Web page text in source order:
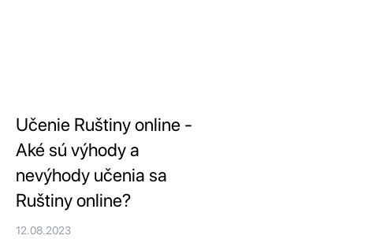
Učenie Ruštiny online -
Aké sú výhody a
nevýhody učenia sa
Ruštiny online?
12.08.2023